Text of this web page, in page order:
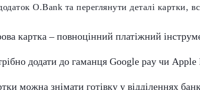
О.Bank та переглянути деталі картки,
картка – повноцінний платіжний
додати до гаманця Google pay чи
можна знімати готівку у відділеннях